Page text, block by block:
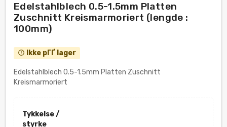
Edelstahlblech 0.5-1.5mm Platten
Zuschnitt Kreismarmoriert (lengde :
100mm)
error_outline Ikke pГҐ lager
Edelstahlblech 0.5-1.5mm Platten Zuschnitt
Kreismarmoriert
Tykkelse /
styrke